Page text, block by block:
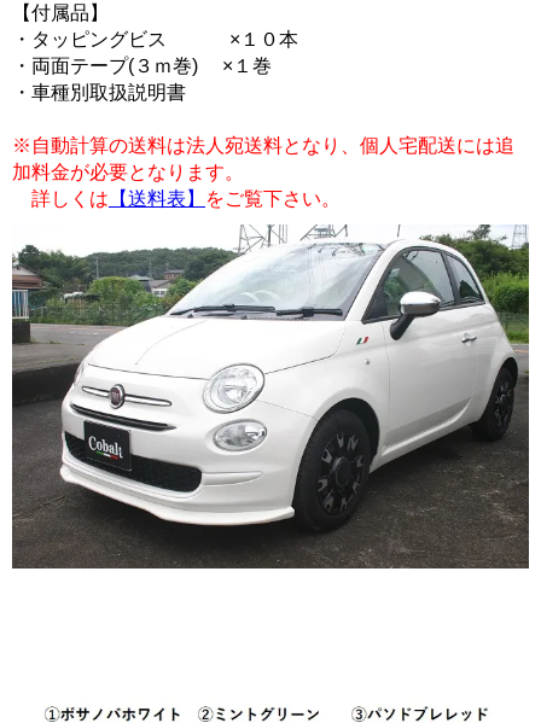
【付属品】
・タッピングビス ×１０本
・両面テープ(３ｍ巻) ×１巻
・車種別取扱説明書
※自動計算の送料は法人宛送料となり、個人宅配送には追
加料金が必要となります。
詳しくは 【送料表】 をご覧下さい。